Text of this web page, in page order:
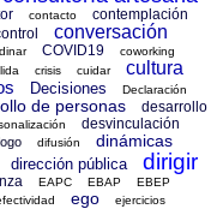
contacto contemplación
conversación
COVID19 coworking
crisis cuidar cultura
Decisiones
Declaración
de personas
desarrollo
desvinculación
difusión dinámicas
dirección pública dirigir
EAPC EBAP EBEP
ego ejercicios